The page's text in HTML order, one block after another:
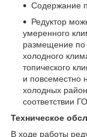
Содержание
Редуктор
умеренного
размещение по
холодного
топического
и повсеместно
холодных
соответствии
Техническое
В ходе работы